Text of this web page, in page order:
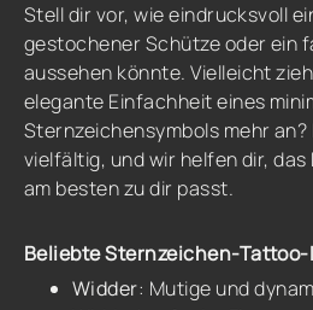
Stell dir vor, wie eindrucksvoll
gestochener Schütze oder ein
aussehen könnte. Vielleicht
elegante Einfachheit eines
Sternzeichensymbols mehr
vielfältig, und wir helfen dir,
am besten zu dir passt.
Beliebte Sternzeichen-
Widder: Mutige und